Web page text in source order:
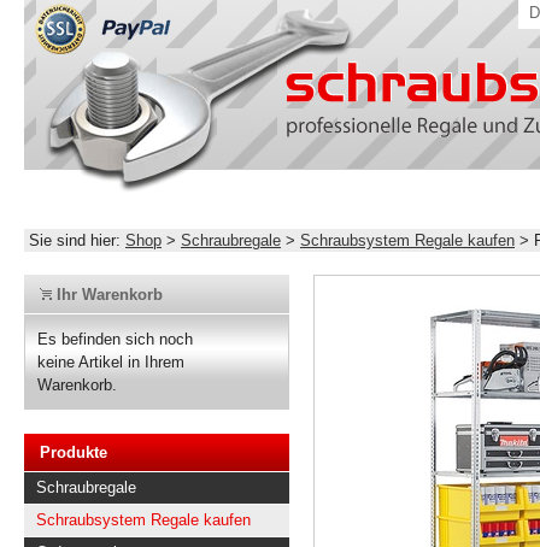
Sie sind hier: Shop > Schraubregale > Schraubsystem Regale kaufen >
Ihr Warenkorb
Es befinden sich noch
keine Artikel in Ihrem
Warenkorb.
Produkte
Schraubregale
Schraubsystem Regale kaufen